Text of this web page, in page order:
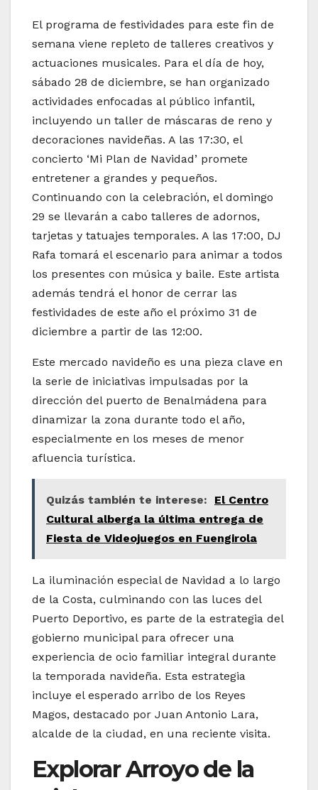
El programa de festividades para este fin de
semana viene repleto de talleres creativos y
actuaciones musicales. Para el día de hoy,
sábado 28 de diciembre, se han organizado
actividades enfocadas al público infantil,
incluyendo un taller de máscaras de reno y
decoraciones navideñas. A las 17:30, el
concierto ‘Mi Plan de Navidad’ promete
entretener a grandes y pequeños.
Continuando con la celebración, el domingo
29 se llevarán a cabo talleres de adornos,
tarjetas y tatuajes temporales. A las 17:00, DJ
Rafa tomará el escenario para animar a todos
los presentes con música y baile. Este artista
además tendrá el honor de cerrar las
festividades de este año el próximo 31 de
diciembre a partir de las 12:00.
Este mercado navideño es una pieza clave en
la serie de iniciativas impulsadas por la
dirección del puerto de Benalmádena para
dinamizar la zona durante todo el año,
especialmente en los meses de menor
afluencia turística.
Quizás también te interese:
El Centro
Cultural alberga la última entrega de
Fiesta de Videojuegos en Fuengirola
La iluminación especial de Navidad a lo largo
de la Costa, culminando con las luces del
Puerto Deportivo, es parte de la estrategia del
gobierno municipal para ofrecer una
experiencia de ocio familiar integral durante
la temporada navideña. Esta estrategia
incluye el esperado arribo de los Reyes
Magos, destacado por Juan Antonio Lara,
alcalde de la ciudad, en una reciente visita.
Explorar Arroyo de la